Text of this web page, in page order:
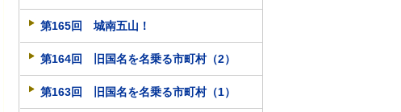
第165回 城南五山！
第164回 旧国名を名乗る市町村（2）
第163回 旧国名を名乗る市町村（1）